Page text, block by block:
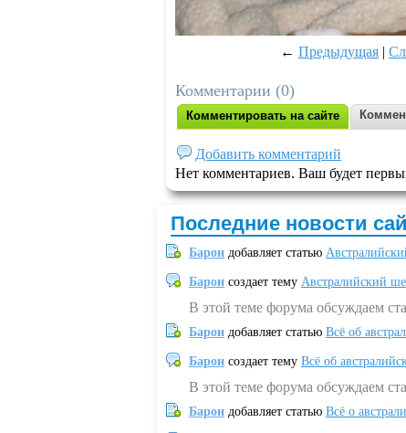
← Предыдущая |
Комментарии (0)
Комментировать на сайте
Добавить комментарий
Нет комментариев. Ваш будет
Последние новости
Барон добавляет статью
Барон создает тему Австралийский
В этой теме форума обсуждаем
Барон добавляет статью Всё об
Барон создает тему Всё об
В этой теме форума обсуждаем
Барон добавляет статью Всё о